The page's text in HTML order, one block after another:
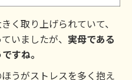
く取り上げられていて、
いましたが、 実母である
すね。
うがストレスを多く抱え